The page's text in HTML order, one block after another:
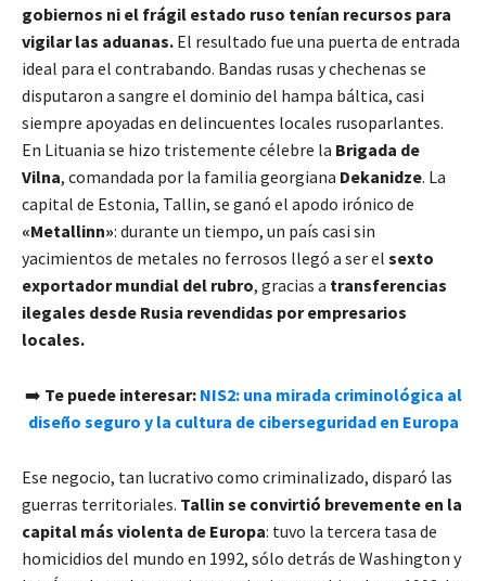
gobiernos ni el frágil estado ruso tenían recursos para
vigilar las aduanas. El resultado fue una puerta de entrada
ideal para el contrabando. Bandas rusas y chechenas se
disputaron a sangre el dominio del hampa báltica, casi
siempre apoyadas en delincuentes locales rusoparlantes.
En Lituania se hizo tristemente célebre la Brigada de
Vilna, comandada por la familia georgiana Dekanidze. La
capital de Estonia, Tallin, se ganó el apodo irónico de
«Metallinn»: durante un tiempo, un país casi sin
yacimientos de metales no ferrosos llegó a ser el sexto
exportador mundial del rubro, gracias a transferencias
ilegales desde Rusia revendidas por empresarios
locales.
➡️ Te puede interesar: NIS2: una mirada criminológica al
diseño seguro y la cultura de ciberseguridad en Europa
Ese negocio, tan lucrativo como criminalizado, disparó las
guerras territoriales. Tallin se convirtió brevemente en la
capital más violenta de Europa: tuvo la tercera tasa de
homicidios del mundo en 1992, sólo detrás de Washington y